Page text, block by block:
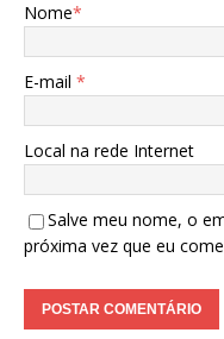
Nome*
E-mail *
Local na rede Internet
Salve meu nome, o
próxima vez que eu